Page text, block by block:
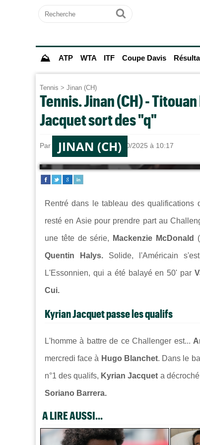
Recherche
Ok
⛰ ATP WTA ITF Coupe Davis
Tennis > Jinan (CH)
Tennis. Jinan (CH) -
Jacquet sort des "q"
Par Jules HARODEle 07/10/2025 à 10:17
JINAN (CH)
Rentré dans le tableau des qualifications
resté en Asie pour prendre part au
une tête de série, Mackenzie McDonald
Quentin Halys. Solide, l'Américain
L'Essonnien, qui a été balayé en 50' par
Cui.
Kyrian Jacquet passe les qualifs
L'homme à battre de ce Challenger est...
mercredi face à Hugo Blanchet. Dans le
n°1 des qualifs, Kyrian Jacquet a
Soriano Barrera.
A LIRE AUSSI...